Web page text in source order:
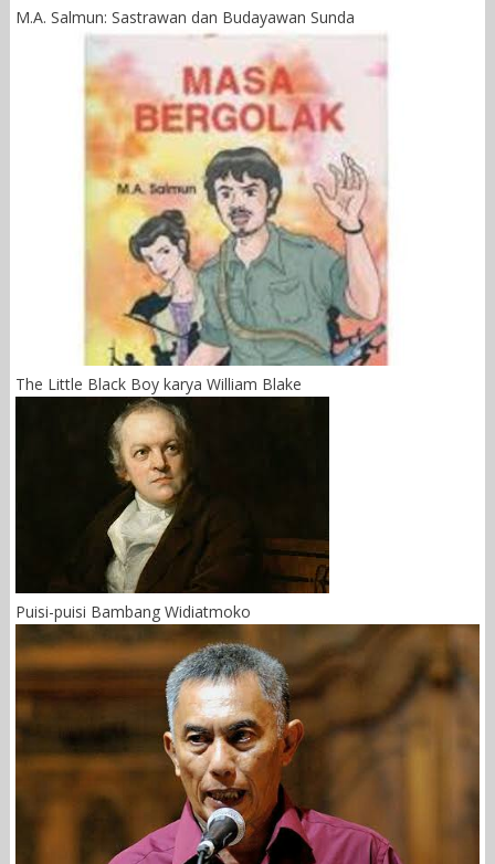
M.A. Salmun: Sastrawan dan Budayawan Sunda
The Little Black Boy karya William Blake
Puisi-puisi Bambang Widiatmoko